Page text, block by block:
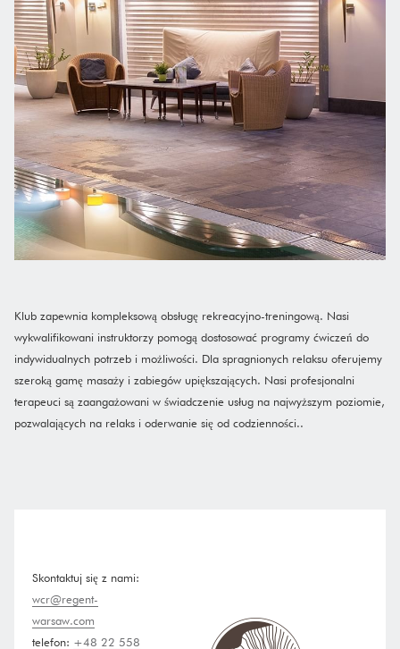
Klub zapewnia kompleksową obsługę rekreacyjno-treningową. Nasi
wykwalifikowani instruktorzy pomogą dostosować programy ćwiczeń do
indywidualnych potrzeb i możliwości. Dla spragnionych relaksu oferujemy
szeroką gamę masaży i zabiegów upiększających. Nasi profesjonalni
terapeuci są zaangażowani w świadczenie usług na najwyższym poziomie,
pozwalających na relaks i oderwanie się od codzienności..
Skontaktuj się z nami:
wcr@regent-
warsaw.com
telefon: +48 22 558